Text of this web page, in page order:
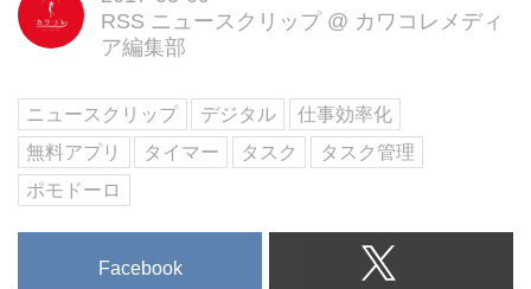
RSS ニュースクリップ @ カワコレメディ
ア編集部
ニュースクリップ デジタル
仕事効率化
無料アプリ
タイマー タスク
タスク管理
ポモドーロ
Facebook